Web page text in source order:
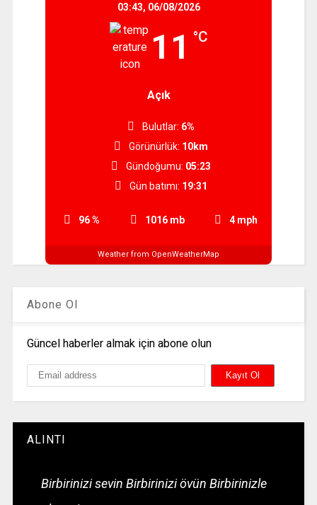
03:43, 06/08/2026
11 °C
Açık
96 % 1016 mb 4 mph
Bulutlar: 6%
Görünürlük: 10km
Gündoğumu: 05:23
Gün batımı: 19:31
Weather from OpenWeatherMap
Abone Ol
Güncel haberler almak için abone olun
ALINTI
Birbirinizi sevin Birbirinizi övün Birbirinizle